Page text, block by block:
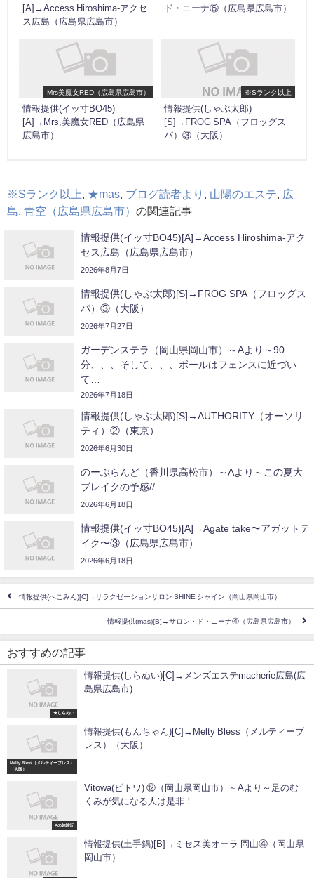
[A]→Access Hiroshima-アクセ
ス広島（広島県広島市）
ド・ニーナ⑥（広島県広島市）
Mrs美魔女RED（広島県広島市）
情報提供(イッ寸BO45)
[A]→Mrs,美魔女RED（広島県
広島市）
※Sランク以上
情報提供(しゃぶ太郎)
[S]→FROG SPA（フロッグス
パ）③（大阪）
※Sランク以上 ★mas ブログ読者より 山陽のエステ
広
島 青空（広島県広島市） の関連記事
情報提供(イッ寸BO45)[A]→Access Hiroshima-アク
セス広島（広島県広島市）
2026年8月7日
情報提供(しゃぶ太郎)[S]→FROG SPA（フロッグス
パ）③（大阪）
2026年7月27日
ガーデンステラ（岡山県岡山市）～Aより～90
分、、、そして、、、ボールはフェンスに近づい
て…
2026年7月18日
情報提供(しゃぶ太郎)[S]→AUTHORITY（オーソリ
ティ）②（東京）
2026年6月30日
のーぶらんど（香川県高松市）～Aより～この夏大
ブレイクの予感//
2026年6月18日
情報提供(イッ寸BO45)[A]→Agate take〜アガットテ
イク〜③（広島県広島市）
2026年6月18日
情報提供(へこみん)[C]→リラクゼーションサロン SHINE シャイン（岡山県岡山市）
情報提供(mas)[B]→サロン・ド・ニーナ④（広島県広島市）
おすすめの記事
★しらぬい
情報提供(しらぬい)[C]→メンズエステmacherie広島(広
島県広島市)
Melty Bless（メルティーブレス）
（大阪）
情報提供(もんちゃん)[C]→Melty Bless（メルティーブ
レス）（大阪）
Aの体験記
Vitowa(ビトワ) ⑫（岡山県岡山市）～Aより～足のむ
くみが気になる人は是非！
情報提供(土手鍋)[B]→ミセス美オーラ 岡山④（岡山県
岡山市）